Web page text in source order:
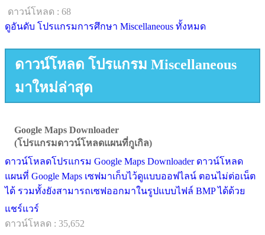
ดาวน์โหลด : 68
ดูอันดับ โปรแกรมการศึกษา Miscellaneous ทั้งหมด
ดาวน์โหลด โปรแกรม Miscellaneous
มาใหม่ล่าสุด
Google Maps Downloader
(โปรแกรมดาวน์โหลดแผนที่กูเกิล)
ดาวน์โหลดโปรแกรม Google Maps Downloader ดาวน์โหลด
แผนที่ Google Maps เซฟมาเก็บไว้ดูแบบออฟไลน์ ตอนไม่ต่อเน็ต
ได้ รวมทั้งยังสามารถเซฟออกมาในรูปแบบไฟล์ BMP ได้ด้วย
แชร์แวร์
ดาวน์โหลด : 35,652